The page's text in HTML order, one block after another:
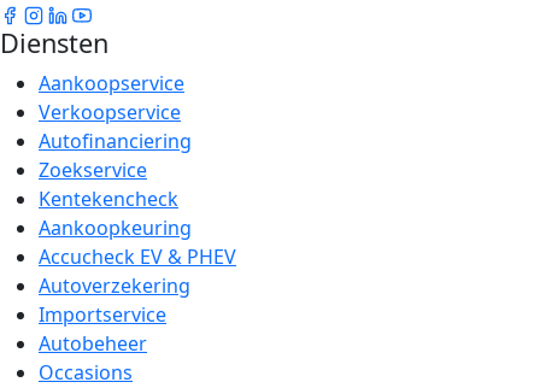
Diensten
Aankoopservice
Verkoopservice
Autofinanciering
Zoekservice
Kentekencheck
Aankoopkeuring
Accucheck EV & PHEV
Autoverzekering
Importservice
Autobeheer
Occasions